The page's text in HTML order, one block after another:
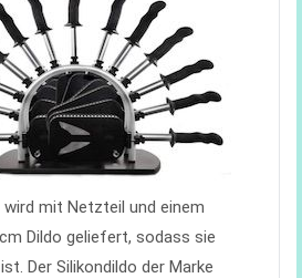
mit Netzteil und einem
Dildo geliefert, sodass sie
Der Silikondildo der Marke